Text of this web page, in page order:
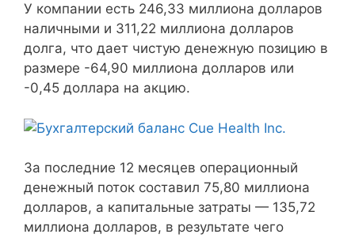
У компании есть 246,33 миллиона долларов
наличными и 311,22 миллиона долларов
долга, что дает чистую денежную позицию в
размере -64,90 миллиона долларов или
-0,45 доллара на акцию.
За последние 12 месяцев операционный
денежный поток составил 75,80 миллиона
долларов, а капитальные затраты — 135,72
миллиона долларов, в результате чего